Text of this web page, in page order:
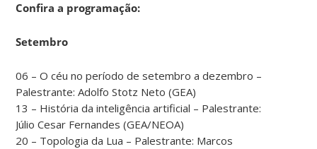
Confira a programação:
Setembro
06 – O céu no período de setembro a dezembro –
Palestrante: Adolfo Stotz Neto (GEA)
13 – História da inteligência artificial – Palestrante:
Júlio Cesar Fernandes (GEA/NEOA)
20 – Topologia da Lua – Palestrante: Marcos